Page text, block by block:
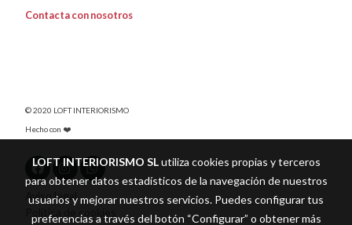
Contacta con nosotros
© 2020 LOFT INTERIORISMO
Hecho con ❤️
Aviso legal
Política de cookies
LOFT INTERIORISMO SLutiliza cookies propias y terceros
para obtener datos estadísticos de la navegación de nuestros
usuarios y mejorar nuestros servicios. Puedes configurar tus
preferencias a través del botón “Configurar” o obtener más